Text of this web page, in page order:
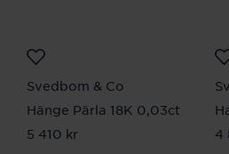
Svedbom & Co
Hänge Pärla 18K 0,03ct
Pris:5 410 kr
5 410 kr 4